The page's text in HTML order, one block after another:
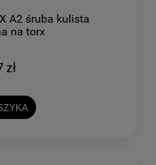
A2 śruba kulista
na torx
zł